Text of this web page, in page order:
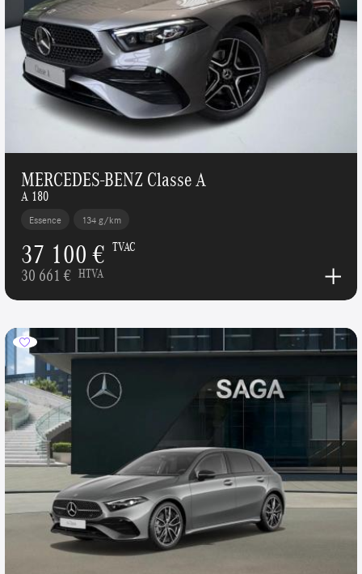
MERCEDES-BENZ Classe A
A 180
Essence 134 g/km
37 100 € TVAC
30 661 € HTVA